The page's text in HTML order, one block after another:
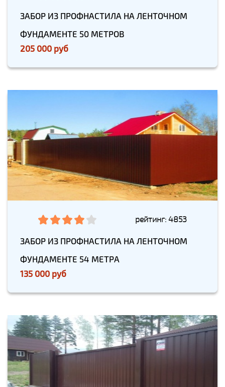
ЗАБОР ИЗ ПРОФНАСТИЛА НА ЛЕНТОЧНОМ
ФУНДАМЕНТЕ 50 МЕТРОВ
205 000 руб
рейтинг: 4853
ЗАБОР ИЗ ПРОФНАСТИЛА НА ЛЕНТОЧНОМ
ФУНДАМЕНТЕ 54 МЕТРА
135 000 руб